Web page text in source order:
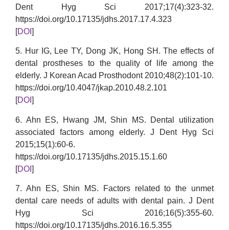
Dent Hyg Sci 2017;17(4):323-32.
https://doi.org/10.17135/jdhs.2017.17.4.323
[DOI ]
5. Hur IG, Lee TY, Dong JK, Hong SH. The effects of
dental prostheses to the quality of life among the
elderly. J Korean Acad Prosthodont 2010;48(2):101-10.
https://doi.org/10.4047/jkap.2010.48.2.101
[DOI ]
6. Ahn ES, Hwang JM, Shin MS. Dental utilization
associated factors among elderly. J Dent Hyg Sci
2015;15(1):60-6.
https://doi.org/10.17135/jdhs.2015.15.1.60
[DOI ]
7. Ahn ES, Shin MS. Factors related to the unmet
dental care needs of adults with dental pain. J Dent
Hyg Sci 2016;16(5):355-60.
https://doi.org/10.17135/jdhs.2016.16.5.355